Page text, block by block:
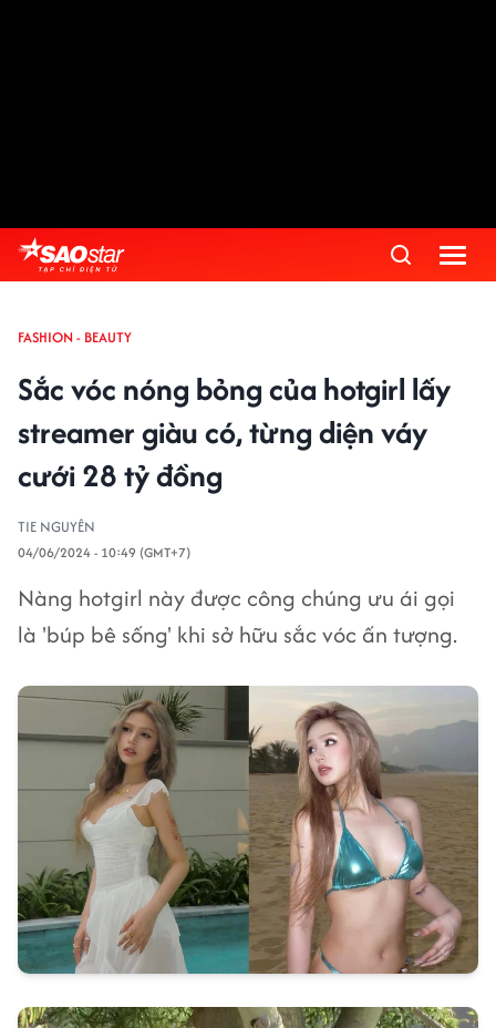
FASHION - BEAUTY
Sắc vóc nóng bỏng của hotgirl lấy
streamer giàu có, từng diện váy
cưới 28 tỷ đồng
TIE NGUYÊN
04/06/2024 - 10:49 (GMT+7)
Nàng hotgirl này được công chúng ưu ái gọi
là 'búp bê sống' khi sở hữu sắc vóc ấn tượng.